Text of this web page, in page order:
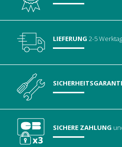
LIEFERUNG 2-5
SICHERE ZAHLUNG